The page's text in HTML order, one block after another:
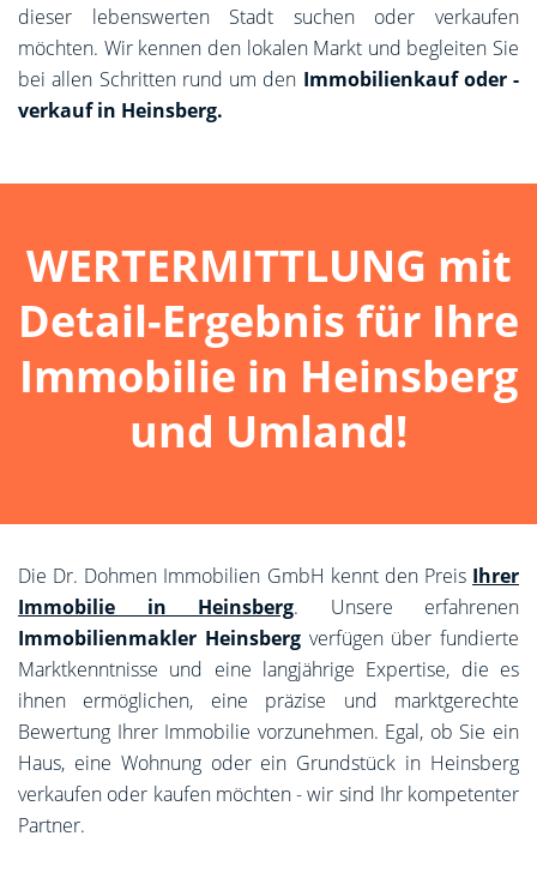
dieser lebenswerten Stadt suchen oder verkaufen
möchten. Wir kennen den lokalen Markt und begleiten Sie
bei allen Schritten rund um den Immobilienkauf oder -
verkauf in Heinsberg.
WERTERMITTLUNG mit
Detail-Ergebnis für Ihre
Immobilie in Heinsberg
und Umland!
Die Dr. Dohmen Immobilien GmbH kennt den Preis Ihrer
Immobilie in Heinsberg. Unsere erfahrenen
Immobilienmakler Heinsbergverfügen über fundierte
Marktkenntnisse und eine langjährige Expertise, die es
ihnen ermöglichen, eine präzise und marktgerechte
Bewertung Ihrer Immobilie vorzunehmen. Egal, ob Sie ein
Haus, eine Wohnung oder ein Grundstück in Heinsberg
verkaufen oder kaufen möchten - wir sind Ihr kompetenter
Partner.